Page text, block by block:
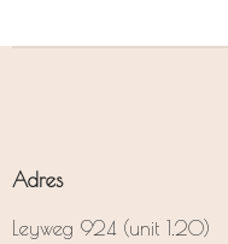
Adres
Leyweg 924 (unit 1.20)